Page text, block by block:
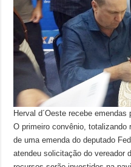
Herval d´Oeste recebe
O primeiro convênio, totalizando
de uma emenda do deputado
atendeu solicitação do vereador